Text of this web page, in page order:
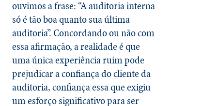
ouvimos a frase: “A auditoria interna
só é tão boa quanto sua última
auditoria”. Concordando ou não com
essa afirmação, a realidade é que
uma única experiência ruim pode
prejudicar a confiança do cliente da
auditoria, confiança essa que exigiu
um esforço significativo para ser